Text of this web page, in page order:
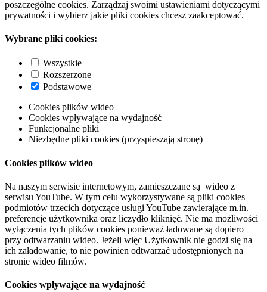
poszczególne cookies. Zarządzaj swoimi ustawieniami dotyczącymi
prywatności i wybierz jakie pliki cookies chcesz zaakceptować.
Wybrane pliki cookies:
Wszystkie
Rozszerzone
Podstawowe
Cookies plików wideo
Cookies wpływające na wydajność
Funkcjonalne pliki
Niezbędne pliki cookies (przyspieszają stronę)
Cookies plików wideo
Na naszym serwisie internetowym, zamieszczane są wideo z
serwisu YouTube. W tym celu wykorzystywane są pliki cookies
podmiotów trzecich dotyczące usługi YouTube zawierające m.in.
preferencje użytkownika oraz liczydło kliknięć. Nie ma możliwości
wyłączenia tych plików cookies ponieważ ładowane są dopiero
przy odtwarzaniu wideo. Jeżeli więc Użytkownik nie godzi się na
ich załadowanie, to nie powinien odtwarzać udostępnionych na
stronie wideo filmów.
Cookies wpływające na wydajność